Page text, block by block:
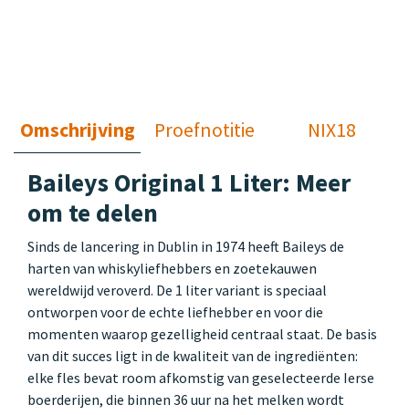
Omschrijving Proefnotitie NIX18
Baileys Original 1 Liter: Meer
om te delen
Sinds de lancering in Dublin in 1974 heeft Baileys de
harten van whiskyliefhebbers en zoetekauwen
wereldwijd veroverd. De 1 liter variant is speciaal
ontworpen voor de echte liefhebber en voor die
momenten waarop gezelligheid centraal staat. De basis
van dit succes ligt in de kwaliteit van de ingrediënten:
elke fles bevat room afkomstig van geselecteerde Ierse
boerderijen, die binnen 36 uur na het melken wordt